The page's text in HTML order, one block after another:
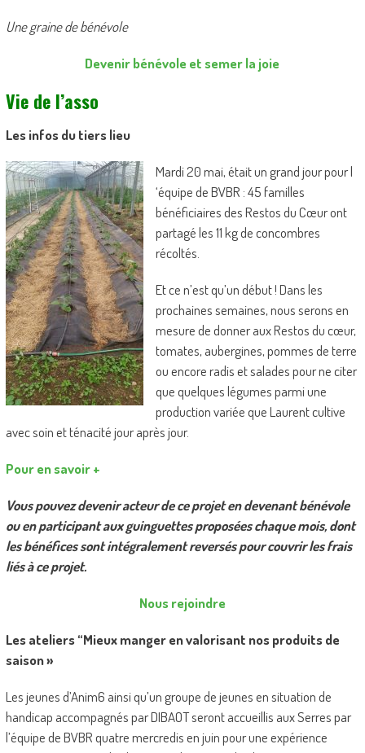
Une graine de bénévole
Devenir bénévole et semer la joie
Vie de l’asso
Les infos du tiers lieu
Mardi 20 mai, était un grand jour pour l
‘équipe de BVBR : 45 familles
bénéficiaires des Restos du Cœur ont
partagé les 11 kg de concombres
récoltés.
Et ce n’est qu’un début ! Dans les
prochaines semaines, nous serons en
mesure de donner aux Restos du cœur,
tomates, aubergines, pommes de terre
ou encore radis et salades pour ne citer
que quelques légumes parmi une
production variée que Laurent cultive
avec soin et ténacité jour après jour.
Pour en savoir +
Vous pouvez devenir acteur de ce projet en devenant bénévole
ou en participant aux guinguettes proposées chaque mois, dont
les bénéfices sont intégralement reversés pour couvrir les frais
liés à ce projet.
Nous rejoindre
Les ateliers “Mieux manger en valorisant nos produits de
saison »
Les jeunes d’Anim6 ainsi qu’un groupe de jeunes en situation de
handicap accompagnés par DIBAOT seront accueillis aux Serres par
l’équipe de BVBR quatre mercredis en juin pour une expérience